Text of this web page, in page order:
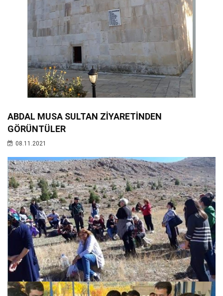
ABDAL MUSA SULTAN ZİYARETİNDEN
GÖRÜNTÜLER
08.11.2021